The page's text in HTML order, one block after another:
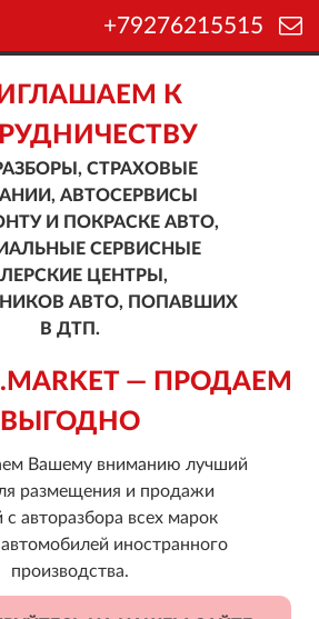
+79276215515
К
СТРАХОВЫЕ
АВТОСЕРВИСЫ
И ПОКРАСКЕ АВТО,
СЕРВИСНЫЕ
ЦЕНТРЫ,
АВТО, ПОПАВШИХ
В ДТП.
— ПРОДАЕМ
ВЫГОДНО
Вашему вниманию лучший
размещения и продажи
с авторазбора всех марок
иностранного
производства.